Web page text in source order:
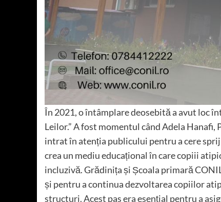
În 2021, o întâmplare deosebită a avut loc
Leilor.” A fost momentul când Adela Hanafi,
intrat în atenția publicului pentru a cere
crea un mediu educațional în care copiii
incluzivă. Grădinița și Școala primară
și pentru a continua dezvoltarea copiilor
structuri. Acest pas era esențial pentru a